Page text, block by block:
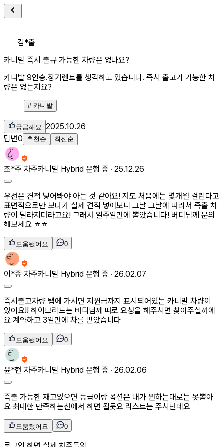
김*출
카니발 즉시 출규 가능한 차량은 없나요?
카니발 9인승.장기렌트를 생각하고 있습니다. 즉시 출고가 가능한 차
량은 없는지요?
# 카니발
궁금해요 2025.10.26
답변0 추천순 최신순
조*주 차주카니발 Hybrid 운행 중 · 25.12.26
우선은 견적 넣어봐야 아는 것 같아요! 저도 처음에는 몇개월 걸린다고
표면적으로만 보다가 실제 견적 넣어보니 그날 그날에 따라서 즉출 차
량이 달라지더라고요! 그래서 일주일만에 뽑았습니다! 버디님께 문의
해보세요 ㅎㅎ
도움됐어요 0
이*종 차주카니발 Hybrid 운행 중 · 26.02.07
즉시출고차량 탭에 가시면 지원금까지 표시되어있는 카니발 차량이
있어요!! 하이브리드는 버디님께 따로 요청을 해주시면 찾아주실꺼에
요 계약하고 3일만에 차를 빋았습니다
도움됐어요 0
윤*현 차주카니발 Hybrid 운행 중 · 26.02.06
즉출 가능한 재고있으면 등급이랑 옵션은 내가 원하는대로는 못뽑아
요 최대한 만족하는선에서 하면 될듯요 리스트는 주시던데요
도움됐어요 0